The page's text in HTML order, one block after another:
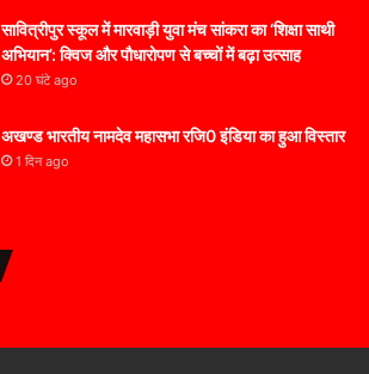
सावित्रीपुर स्कूल में मारवाड़ी युवा मंच सांकरा का ‘शिक्षा साथी
अभियान’: क्विज और पौधारोपण से बच्चों में बढ़ा उत्साह
20 घंटे ago
अखण्ड भारतीय नामदेव महासभा रजि0 इंडिया का हुआ विस्तार
1 दिन ago